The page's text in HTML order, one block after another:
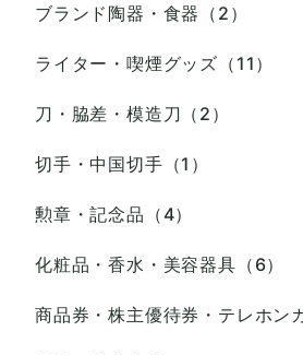
ブランド陶器・食器（2）
ライター・喫煙グッズ（11）
刀・脇差・模造刀（2）
切手・中国切手（1）
勲章・記念品（4）
化粧品・香水・美容器具（6）
商品券・株主優待券・テレホン